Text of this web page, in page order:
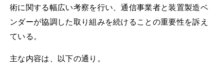
術に関する幅広い考察を行い、通信事業者と装置製造ベ
ンダーが協調した取り組みを続けることの重要性を訴え
ている。
主な内容は、以下の通り。